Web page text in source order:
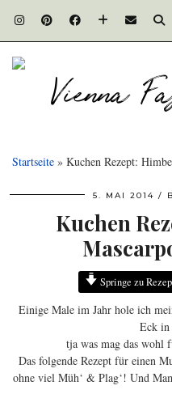
Startseite » Kuchen Rezept:
5. MAI 2014
Kuchen
Springe zu
Einige Male im Jahr hole ich
Eck in
tja was mag das wohl
Das folgende Rezept für einen
ohne viel Müh‘ & Plag‘! Und